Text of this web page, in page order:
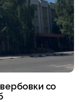
со